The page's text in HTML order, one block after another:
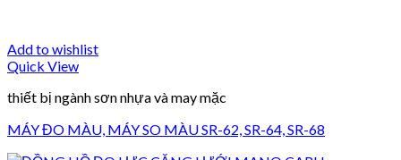
Add to wishlist
Quick View
thiết bị ngành sơn nhựa và may mặc
MÁY ĐO MÀU, MÁY SO MÀU SR-62, SR-64, SR-68